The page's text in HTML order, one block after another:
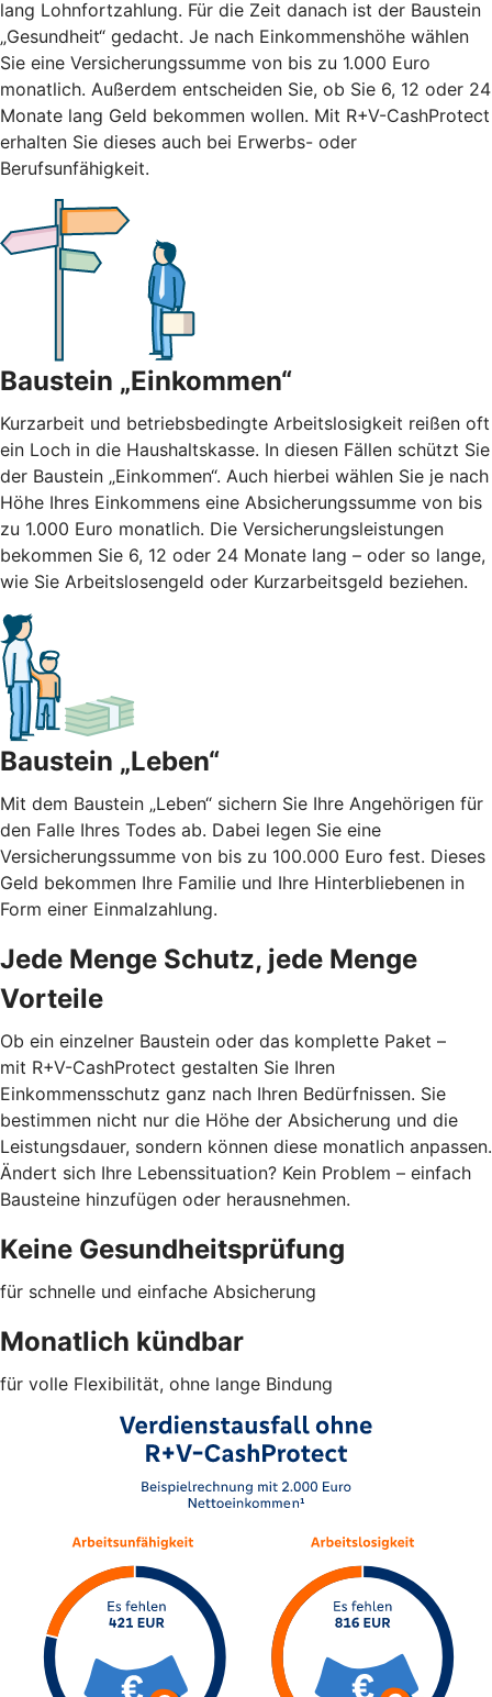
lang Lohnfortzahlung. Für die Zeit danach ist der Baustein
„Gesundheit“ gedacht. Je nach Einkommenshöhe wählen
Sie eine Versicherungssumme von bis zu 1.000 Euro
monatlich. Außerdem entscheiden Sie, ob Sie 6, 12 oder 24
Monate lang Geld bekommen wollen. Mit R+V-CashProtect
erhalten Sie dieses auch bei Erwerbs- oder
Berufsunfähigkeit.
Baustein „Einkommen“
Kurzarbeit und betriebsbedingte Arbeitslosigkeit reißen oft
ein Loch in die Haushaltskasse. In diesen Fällen schützt Sie
der Baustein „Einkommen“. Auch hierbei wählen Sie je nach
Höhe Ihres Einkommens eine Absicherungssumme von bis
zu 1.000 Euro monatlich. Die Versicherungsleistungen
bekommen Sie 6, 12 oder 24 Monate lang – oder so lange,
wie Sie Arbeitslosengeld oder Kurzarbeitsgeld beziehen.
Baustein „Leben“
Mit dem Baustein „Leben“ sichern Sie Ihre Angehörigen für
den Falle Ihres Todes ab. Dabei legen Sie eine
Versicherungssumme von bis zu 100.000 Euro fest. Dieses
Geld bekommen Ihre Familie und Ihre Hinterbliebenen in
Form einer Einmalzahlung.
Jede Menge Schutz, jede Menge
Vorteile
Ob ein einzelner Baustein oder das komplette Paket –
mit R+V-CashProtect gestalten Sie Ihren
Einkommensschutz ganz nach Ihren Bedürfnissen. Sie
bestimmen nicht nur die Höhe der Absicherung und die
Leistungsdauer, sondern können diese monatlich anpassen.
Ändert sich Ihre Lebenssituation? Kein Problem – einfach
Bausteine hinzufügen oder herausnehmen.
Keine Gesundheitsprüfung
für schnelle und einfache Absicherung
Monatlich kündbar
für volle Flexibilität, ohne lange Bindung